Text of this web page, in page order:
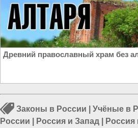
Древний православный храм без
Законы в России Учёные в
России
Россия и Запад Россия